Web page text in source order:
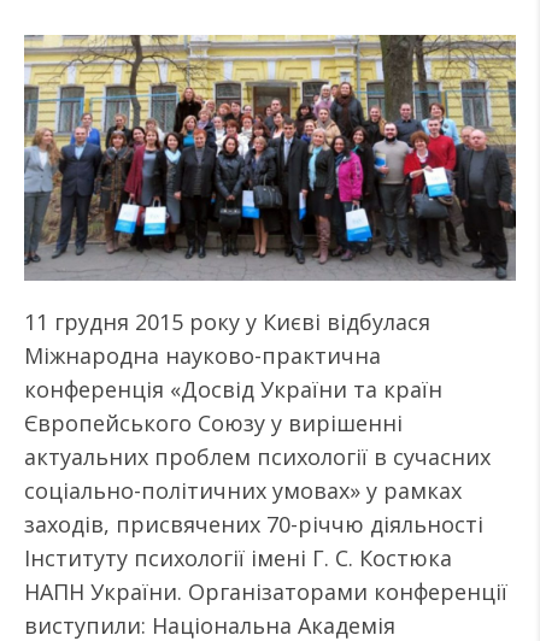
11 грудня 2015 року у Києві відбулася
Міжнародна науково-практична
конференція «Досвід України та країн
Європейського Союзу у вирішенні
актуальних проблем психології в сучасних
соціально-політичних умовах» у рамках
заходів, присвячених 70-річчю діяльності
Інституту психології імені Г. С. Костюка
НАПН України. Організаторами конференції
виступили: Національна Академія